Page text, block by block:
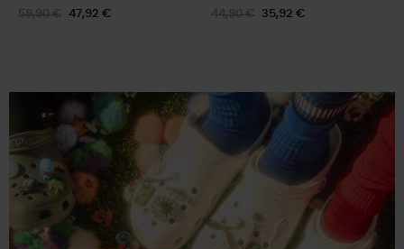
69,99 € 55,99 € 79,90 € 47,94 €